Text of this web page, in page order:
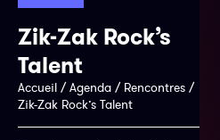
Zik-Zak Rock’s
Talent
Accueil /Agenda / Rencontres /
Zik-Zak Rock’s Talent